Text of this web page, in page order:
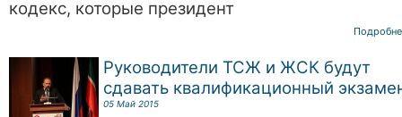
кодекс, которые президент
Руководители ТСЖ и ЖСК будут
сдавать квалификационный
05 Май 2015